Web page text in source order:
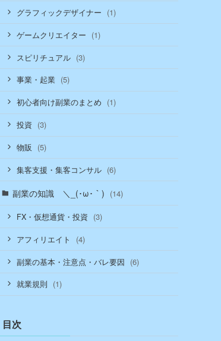
グラフィックデザイナー (1)
ゲームクリエイター (1)
スピリチュアル (3)
事業・起業 (5)
初心者向け副業のまとめ (1)
投資 (3)
物販 (5)
集客支援・集客コンサル (6)
副業の知識 ＼_(･ω･｀) (14)
FX・仮想通貨・投資 (3)
アフィリエイト (4)
副業の基本・注意点・バレ要因 (6)
就業規則 (1)
目次